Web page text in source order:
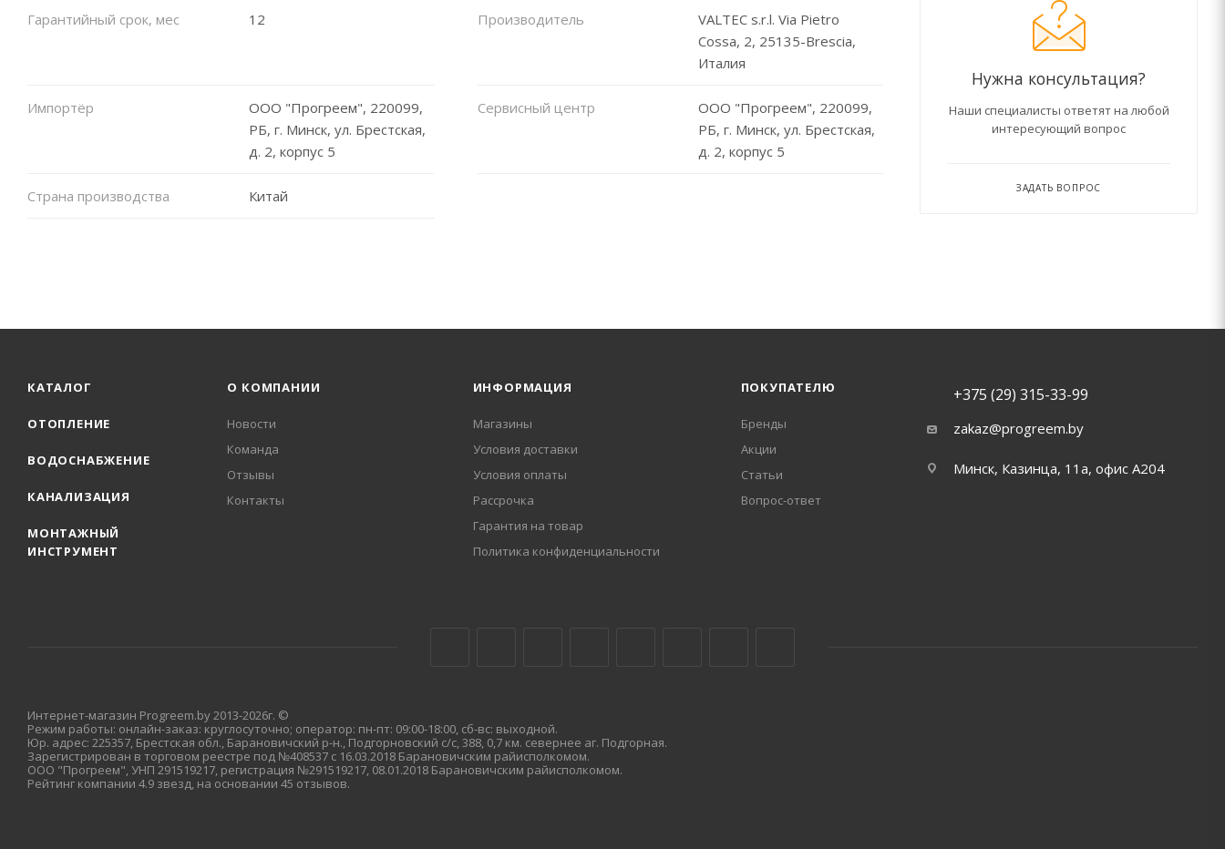
Гарантийный срок, мес 12 Производитель
VALTEC s.r.l. Via Pietro
Cossa, 2, 25135-Brescia,
Италия
Импортёр
ООО "Прогреем", 220099,
РБ, г. Минск, ул. Брестская,
д. 2, корпус 5
Сервисный центр
ООО "Прогреем", 220099,
РБ, г. Минск, ул. Брестская,
д. 2, корпус 5
Страна производства Китай
Нужна консультация?
Наши специалисты ответят на любой
интересующий вопрос
ЗАДАТЬ ВОПРОС
КАТАЛОГ
ОТОПЛЕНИЕ
ВОДОСНАБЖЕНИЕ
КАНАЛИЗАЦИЯ
МОНТАЖНЫЙ
ИНСТРУМЕНТ
О КОМПАНИИ
Новости
Команда
Отзывы
Контакты
ИНФОРМАЦИЯ
Магазины
Условия доставки
Условия оплаты
Рассрочка
Гарантия на товар
Политика конфиденциальности
ПОКУПАТЕЛЮ
Бренды
Акции
Статьи
Вопрос-ответ
+375 (29) 315-33-99
zakaz@progreem.by
Минск, Казинца, 11а, офис А204
Интернет-магазин Progreem.by 2013-2026г. ©
Режим работы: онлайн-заказ: круглосуточно; оператор: пн-пт: 09:00-18:00, сб-вс: выходной.
Юр. адрес: 225357, Брестская обл., Барановичский р-н., Подгорновский с/с, 388, 0,7 км. севернее аг. Подгорная.
Зарегистрирован в торговом реестре под №408537 с 16.03.2018 Барановичским райисполкомом.
ООО "Прогреем", УНП 291519217, регистрация №291519217, 08.01.2018 Барановичским райисполкомом.
Рейтинг компании 4.9 звезд, на основании 45 отзывов.